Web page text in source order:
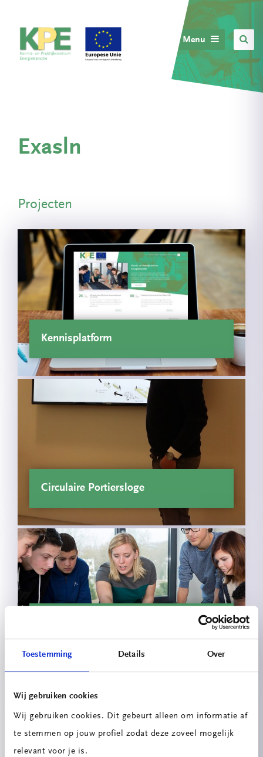
Toestemming Details Over
Wij gebruiken cookies
Wij gebruiken cookies. Dit gebeurt alleen om informatie af
te stemmen op jouw profiel zodat deze zoveel mogelijk
relevant voor je is.
Menu
Exasln
Projecten
Kennisplatform
Circulaire Portiersloge
Technologie & Engineering